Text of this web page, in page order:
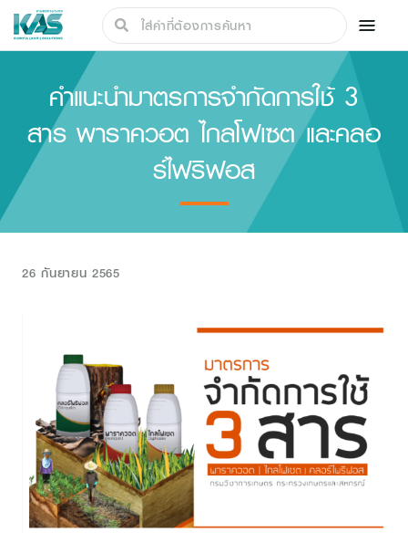
คำแนะนำมาตรการจำกัดการใช้ 3
สาร พาราควอต ไกลโฟเซต และคลอ
ร์ไฟริฟอส
26 กันยายน 2565